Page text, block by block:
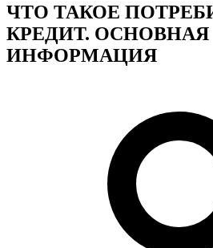
ЧТО ТАКОЕ
КРЕДИТ. ОСНОВНАЯ
ИНФОРМАЦИЯ